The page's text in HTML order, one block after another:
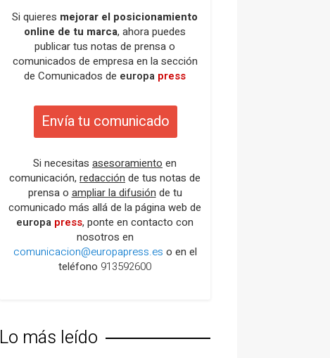
Si quieres mejorar el posicionamiento
online de tu marca, ahora puedes
publicar tus notas de prensa o
comunicados de empresa en la sección
de Comunicados de europa press
Envía tu comunicado
Si necesitas asesoramiento en
comunicación, redacción de tus notas de
prensa o ampliar la difusión de tu
comunicado más allá de la página web de
europa press, ponte en contacto con
nosotros en
comunicacion@europapress.es o en el
teléfono 913592600
Lo más leído